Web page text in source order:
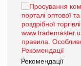
Рекомендації